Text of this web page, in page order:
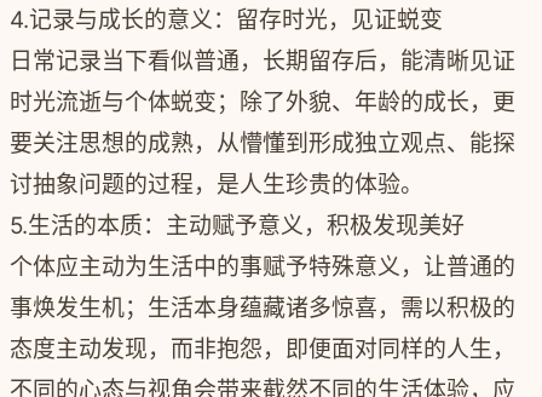
4.记录与成长的意义：留存时光，见证蜕变
日常记录当下看似普通，长期留存后，能清晰见证
时光流逝与个体蜕变；除了外貌、年龄的成长，更
要关注思想的成熟，从懵懂到形成独立观点、能探
讨抽象问题的过程，是人生珍贵的体验。
5.生活的本质：主动赋予意义，积极发现美好
个体应主动为生活中的事赋予特殊意义，让普通的
事焕发生机；生活本身蕴藏诸多惊喜，需以积极的
态度主动发现，而非抱怨，即便面对同样的人生，
不同的心态与视角会带来截然不同的生活体验，应